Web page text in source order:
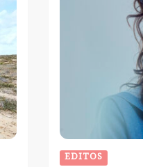
EDITOS